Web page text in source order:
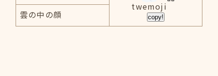
twemoji
copy!
雲の中の顔